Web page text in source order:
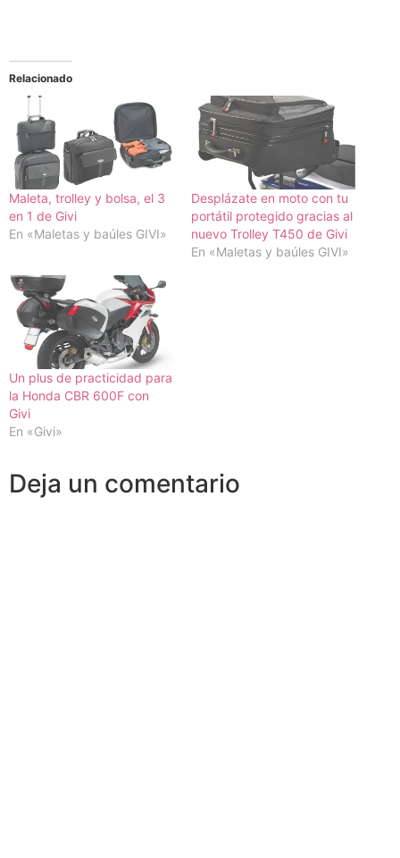
Relacionado
Maleta, trolley y bolsa, el 3
en 1 de Givi
En «Maletas y baúles GIVI»
Desplázate en moto con tu
portátil protegido gracias al
nuevo Trolley T450 de Givi
En «Maletas y baúles GIVI»
Un plus de practicidad para
la Honda CBR 600F con
Givi
En «Givi»
Deja un comentario